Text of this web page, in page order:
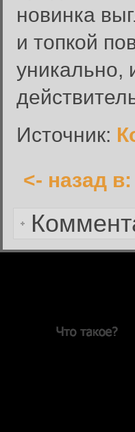
новинка
и топкой
уникально,
Источник:
<- назад
Введите
Вход в систему
Пароль:
Забыли